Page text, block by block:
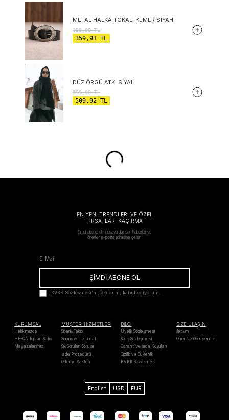
METAL HALKA TOKALI KEMER SIYAH
399,90TL
359,91 TL
DÜZ ÖRGÜ ATKI SIYAH
599,90TL
509,92 TL
EN YENİ TRENDLERİ VE ÖZEL
FIRSATLARI KAÇIRMA
Şimdi abone ol, modaya dair son haberler ve
öneriler e-posta adresine gelsin.
ŞİMDİ ABONE OL
KVKK Sözleşmesi'ni, okudum, kabul ediyorum.
KURUMSAL
Hakkımızda
HE-QA Toptan Satış
Mağazalarımız
MÜŞTERİ HİZMETLERİ
Sipariş Takibi
Sipariş ve Teslimat
Sık Sorulan Sorular
İade Prosedürü
Ödeme Şekilleri
BİLGİ
Üyelik Sözleşmesi
Satış Sözleşmesi
Garanti ve İade Koşulları
Gizlilik ve Güvenlik
KVKK Sözleşmesi
BİZE ULAŞIN
İletişim
Öneri ve Görüşleriniz
English USD EUR